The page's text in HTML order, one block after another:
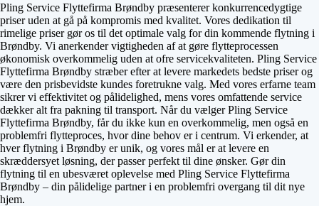
Pling Service Flyttefirma Brøndby præsenterer konkurrencedygtige
priser uden at gå på kompromis med kvalitet. Vores dedikation til
rimelige priser gør os til det optimale valg for din kommende flytning i
Brøndby. Vi anerkender vigtigheden af at gøre flytteprocessen
økonomisk overkommelig uden at ofre servicekvaliteten. Pling Service
Flyttefirma Brøndby stræber efter at levere markedets bedste priser og
være den prisbevidste kundes foretrukne valg. Med vores erfarne team
sikrer vi effektivitet og pålidelighed, mens vores omfattende service
dækker alt fra pakning til transport. Når du vælger Pling Service
Flyttefirma Brøndby, får du ikke kun en overkommelig, men også en
problemfri flytteproces, hvor dine behov er i centrum. Vi erkender, at
hver flytning i Brøndby er unik, og vores mål er at levere en
skræddersyet løsning, der passer perfekt til dine ønsker. Gør din
flytning til en ubesværet oplevelse med Pling Service Flyttefirma
Brøndby – din pålidelige partner i en problemfri overgang til dit nye
hjem.